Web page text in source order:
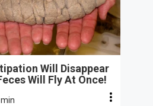
Will Disappear
Will Fly At Once!